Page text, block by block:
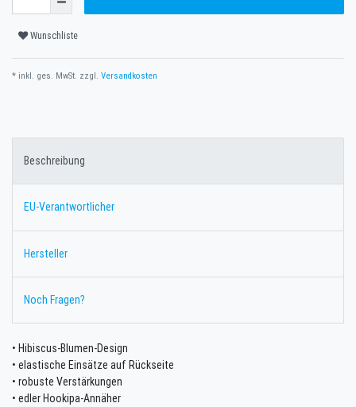
Wunschliste
* inkl. ges. MwSt. zzgl. Versandkosten
Beschreibung
EU-Verantwortlicher
Hersteller
Noch Fragen?
• Hibiscus-Blumen-Design
• elastische Einsätze auf Rückseite
• robuste Verstärkungen
• edler Hookipa-Annäher